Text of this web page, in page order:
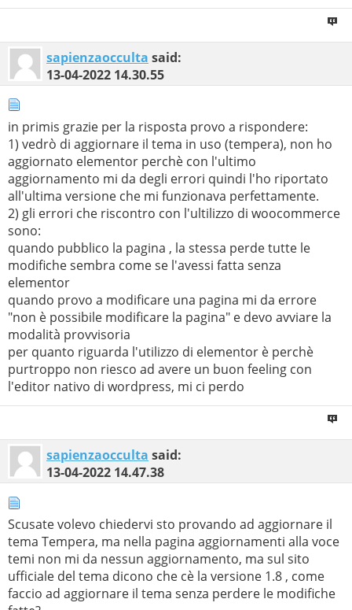
sapienzaocculta said:
13-04-2022 14.30.55
in primis grazie per la risposta provo a rispondere:
1) vedrò di aggiornare il tema in uso (tempera), non ho
aggiornato elementor perchè con l'ultimo
aggiornamento mi da degli errori quindi l'ho riportato
all'ultima versione che mi funzionava perfettamente.
2) gli errori che riscontro con l'ultilizzo di woocommerce
sono:
quando pubblico la pagina , la stessa perde tutte le
modifiche sembra come se l'avessi fatta senza
elementor
quando provo a modificare una pagina mi da errore
"non è possibile modificare la pagina" e devo avviare la
modalità provvisoria
per quanto riguarda l'utilizzo di elementor è perchè
purtroppo non riesco ad avere un buon feeling con
l'editor nativo di wordpress, mi ci perdo
sapienzaocculta said:
13-04-2022 14.47.38
Scusate volevo chiedervi sto provando ad aggiornare il
tema Tempera, ma nella pagina aggiornamenti alla voce
temi non mi da nessun aggiornamento, ma sul sito
ufficiale del tema dicono che cè la versione 1.8 , come
faccio ad aggiornare il tema senza perdere le modifiche